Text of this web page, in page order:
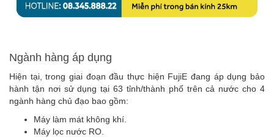
Ngành hàng áp dụng
Hiện tại, trong giai đoạn đầu thực hiện FujiE đang áp dụng bảo
hành tận nơi sử dụng tại 63 tỉnh/thành phố trên cả nước cho 4
ngành hàng chủ đạo bao gồm:
Máy làm mát không khí.
Máy lọc nước RO.